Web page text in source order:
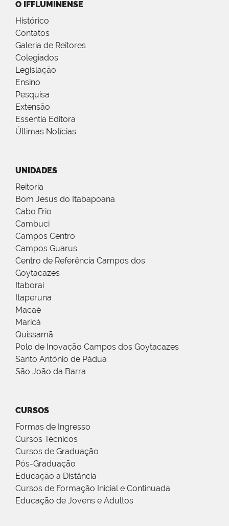
O IFFLUMINENSE
Histórico
Contatos
Galeria de Reitores
Colegiados
Legislação
Ensino
Pesquisa
Extensão
Essentia Editora
Últimas Notícias
UNIDADES
Reitoria
Bom Jesus do Itabapoana
Cabo Frio
Cambuci
Campos Centro
Campos Guarus
Centro de Referência Campos dos
Goytacazes
Itaboraí
Itaperuna
Macaé
Maricá
Quissamã
Polo de Inovação Campos dos Goytacazes
Santo Antônio de Pádua
São João da Barra
CURSOS
Formas de Ingresso
Cursos Técnicos
Cursos de Graduação
Pós-Graduação
Educação a Distância
Cursos de Formação Inicial e Continuada
Educação de Jovens e Adultos